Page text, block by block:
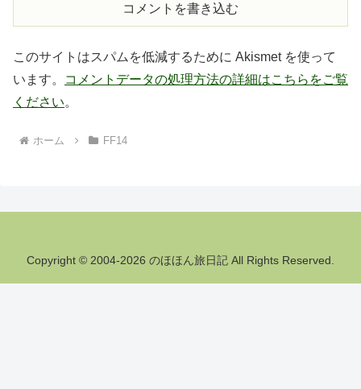
コメントを書き込む
このサイトはスパムを低減するために Akismet を使って
います。
コメントデータの処理方法の詳細はこちらをご覧
ください。
ホーム FF14
Copyright © 2004-2026 のほほん旅日記 All Rights Reserved.